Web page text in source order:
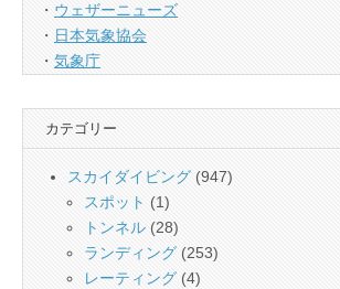
・ ウェザーニューズ
・ 日本気象協会
・ 気象庁
カテゴリー
スカイダイビング (947)
スポット (1)
トンネル (28)
ランディング(253)
レーティング(4)